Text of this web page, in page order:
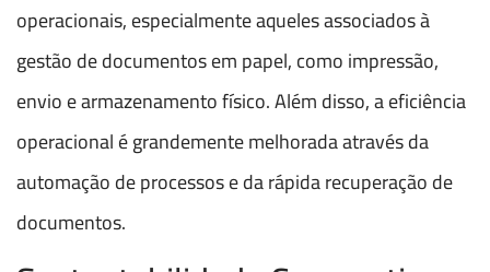
operacionais, especialmente aqueles associados à
gestão de documentos em papel, como impressão,
envio e armazenamento físico. Além disso, a eficiência
operacional é grandemente melhorada através da
automação de processos e da rápida recuperação de
documentos.